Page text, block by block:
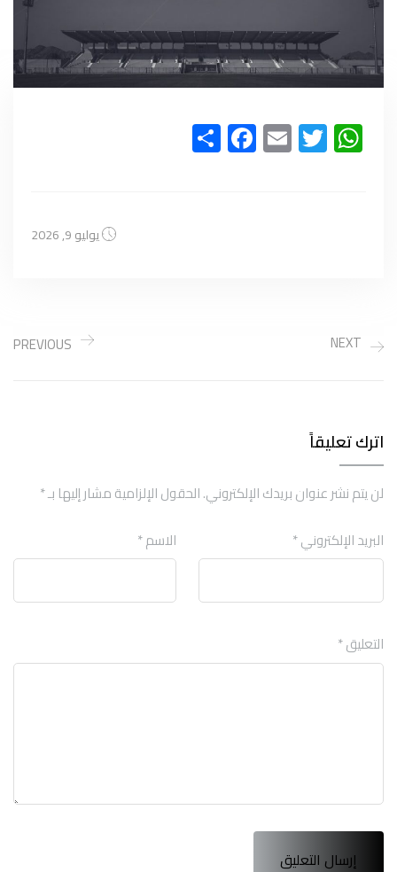
WhatsApp
Twitter
Email
Facebook
يوليو 9, 2026
PREVIOUS NEXT
اترك تعليقاً
لن يتم نشر عنوان بريدك الإلكتروني.الحقول الإلزامية مشار إليها بـ*
الاسم* البريد الإلكتروني*
التعليق*